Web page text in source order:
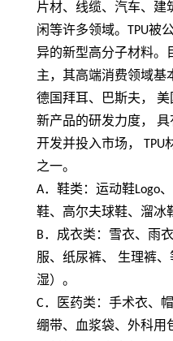
片材、线缆、汽车、建
闲等许多领域。 TPU被
异的新型高分子材料。
主，其高端消费领域基
德国拜耳、巴斯夫，
新产品的研发力度，
开发并投入市场， TPU
之一。
A．鞋类：运动鞋Logo
鞋、高尔夫球鞋、溜冰
B．成衣类：雪衣、雨
服、纸尿裤、 生理裤
湿）。
C．医药类：手术衣、
绷带、血浆袋、外科用